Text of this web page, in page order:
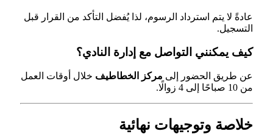
عادةً لا يتم استرداد الرسوم، لذا يُفضل التأكد من القرار قبل
التسجيل.
كيف يمكنني التواصل مع إدارة النادي؟
عن طريق الحضور إلى مركز الخطاطيفخلال أوقات العمل
من 10 صباحًا إلى 4 زوالًا.
خلاصة وتوجيهات نهائية